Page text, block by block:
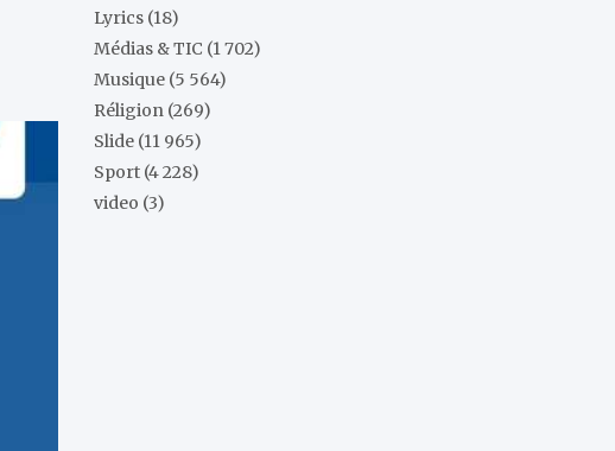
Lyrics (18)
Médias & TIC (1 702)
Musique (5 564)
Réligion (269)
Slide (11 965)
Sport (4 228)
video (3)